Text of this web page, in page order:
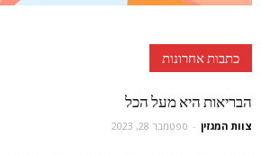
כתבות אחרונות
הבריאות היא מעל הכל
צוות המגזין - ספטמבר 28, 2023